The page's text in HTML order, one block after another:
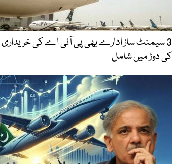
3 سیمنٹ ساز ادارے بھی پی آئی اے کی خریداری
کی دوڑ میں شامل